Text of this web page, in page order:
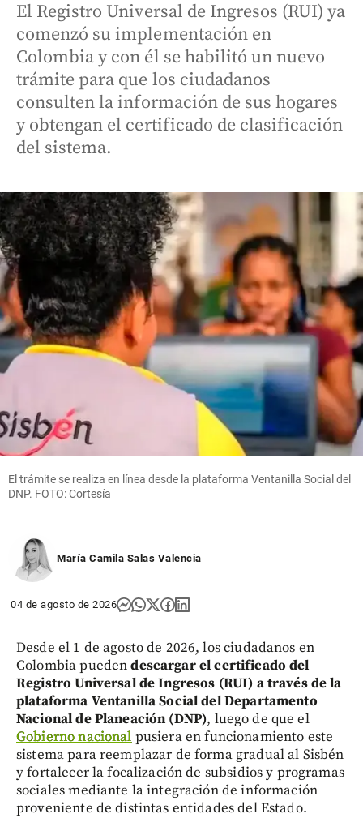
El Registro Universal de Ingresos (RUI) ya
comenzó su implementación en
Colombia y con él se habilitó un nuevo
trámite para que los ciudadanos
consulten la información de sus hogares
y obtengan el certificado de clasificación
del sistema.
El trámite se realiza en línea desde la plataforma Ventanilla Social del
DNP. FOTO: Cortesía
María Camila Salas Valencia
04 de agosto de 2026
Desde el 1 de agosto de 2026, los ciudadanos en
Colombia puedendescargar el certificado del
Registro Universal de Ingresos (RUI) a través de la
plataforma Ventanilla Social del Departamento
Nacional de Planeación (DNP), luego de que el
Gobierno nacional pusiera en funcionamiento este
sistema para reemplazar de forma gradual al Sisbén
y fortalecer la focalización de subsidios y programas
sociales mediante la integración de información
proveniente de distintas entidades del Estado.